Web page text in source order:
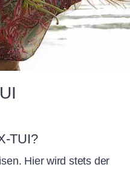
TUI?
Hier wird stets der